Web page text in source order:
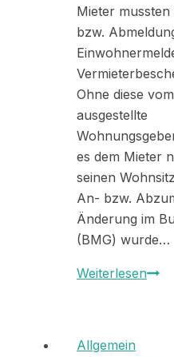
Mieter
bzw.
Ohne diese
ausgestellte
es dem Mieter
seinen
An- bzw.
Änderung im
(BMG) wurde…
Weiterlesen
Allgemein